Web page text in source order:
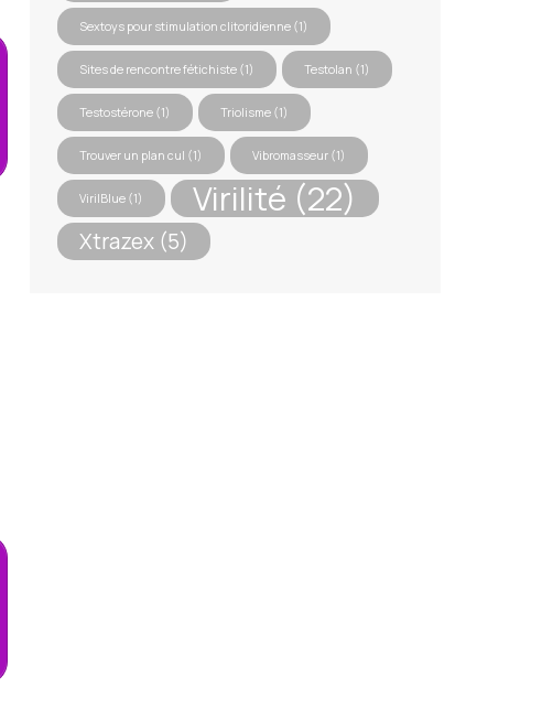
Sextoys pour stimulation clitoridienne(1)
Sites de rencontre fétichiste(1) Testolan (1)
Testostérone(1) Triolisme(1)
Trouver un plan cul (1) Vibromasseur(1)
VirilBlue(1) Virilité (22)
Xtrazex(5)